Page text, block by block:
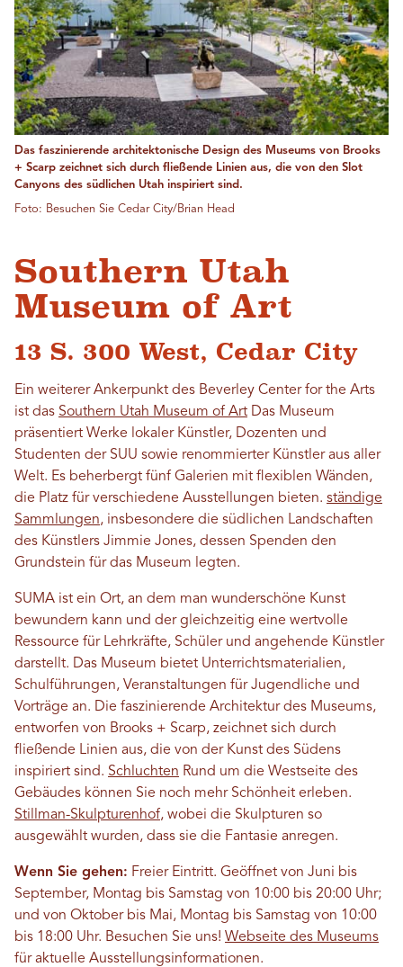
Das faszinierende architektonische Design des Museums von Brooks
+ Scarp zeichnet sich durch fließende Linien aus, die von den Slot
Canyons des südlichen Utah inspiriert sind.
Foto: Besuchen Sie Cedar City/Brian Head
Southern Utah
Museum of Art
13 S. 300 West, Cedar City
Ein weiterer Ankerpunkt des Beverley Center for the Arts
ist das Southern Utah Museum of Art Das Museum
präsentiert Werke lokaler Künstler, Dozenten und
Studenten der SUU sowie renommierter Künstler aus aller
Welt. Es beherbergt fünf Galerien mit flexiblen Wänden,
die Platz für verschiedene Ausstellungen bieten. ständige
Sammlungen, insbesondere die südlichen Landschaften
des Künstlers Jimmie Jones, dessen Spenden den
Grundstein für das Museum legten.
SUMA ist ein Ort, an dem man wunderschöne Kunst
bewundern kann und der gleichzeitig eine wertvolle
Ressource für Lehrkräfte, Schüler und angehende Künstler
darstellt. Das Museum bietet Unterrichtsmaterialien,
Schulführungen, Veranstaltungen für Jugendliche und
Vorträge an. Die faszinierende Architektur des Museums,
entworfen von Brooks + Scarp, zeichnet sich durch
fließende Linien aus, die von der Kunst des Südens
inspiriert sind. Schluchten Rund um die Westseite des
Gebäudes können Sie noch mehr Schönheit erleben.
Stillman-Skulpturenhof, wobei die Skulpturen so
ausgewählt wurden, dass sie die Fantasie anregen.
Wenn Sie gehen: Freier Eintritt. Geöffnet von Juni bis
September, Montag bis Samstag von 10:00 bis 20:00 Uhr;
und von Oktober bis Mai, Montag bis Samstag von 10:00
bis 18:00 Uhr. Besuchen Sie uns! Webseite des Museums
für aktuelle Ausstellungsinformationen.